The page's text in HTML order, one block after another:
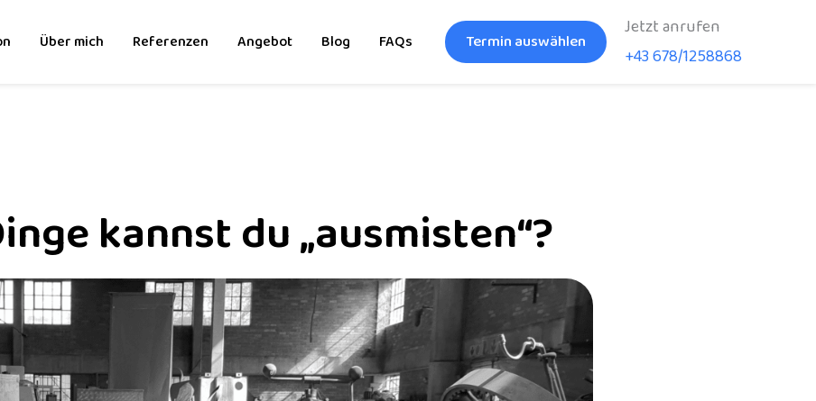
Über mich Referenzen Angebot Blog FAQs Termin auswählen
Jetzt anrufen
+43 678/1258868
kannst du „ausmisten“?